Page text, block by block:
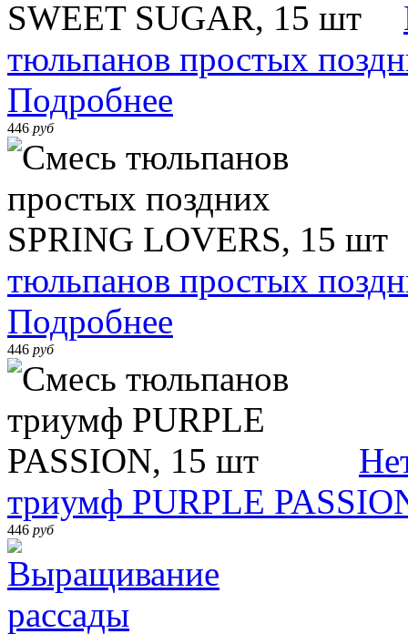
тюльпанов простых
Подробнее
446 руб
тюльпанов простых
Подробнее
446 руб
триумф PURPLE
446 руб